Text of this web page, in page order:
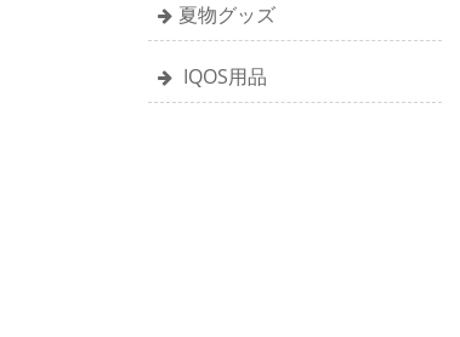
夏物グッズ
IQOS用品